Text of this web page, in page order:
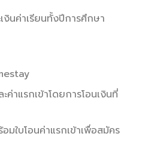
งินค่าเรียนทั้งปีการศึกษา
าแรกเข้าโดยการโอนเงินที่
ใบโอนค่าแรกเข้าเพื่อสมัคร